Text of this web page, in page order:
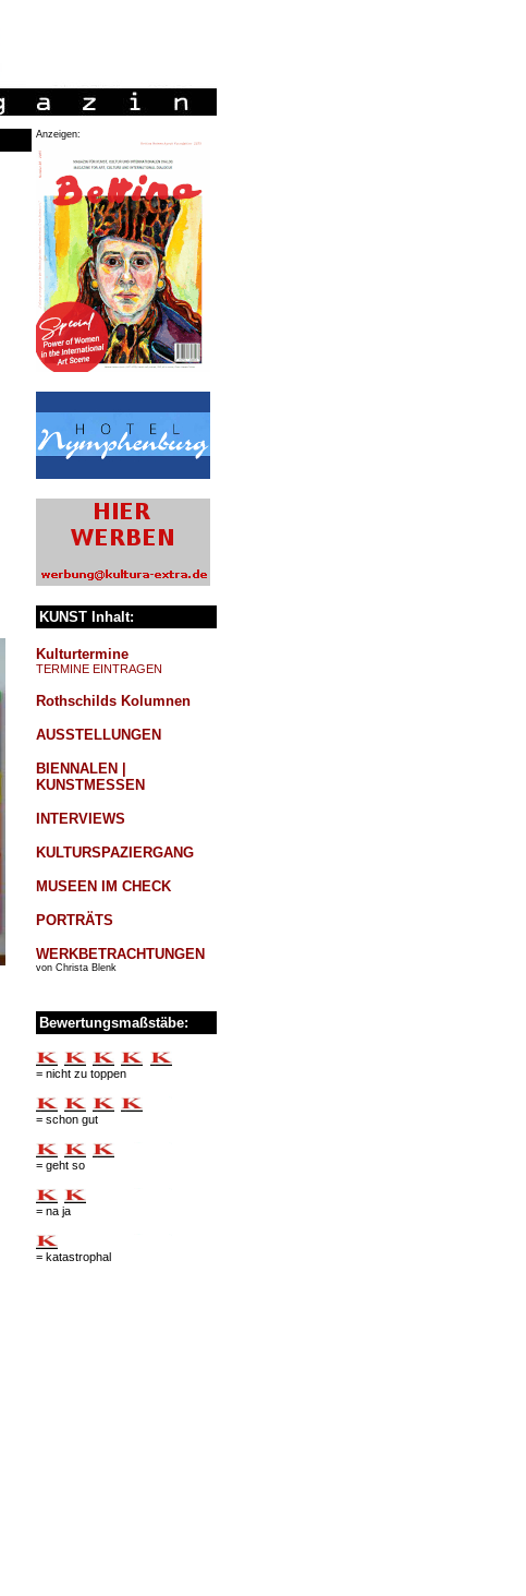
Anzeigen:
KUNST Inhalt:
Kulturtermine
TERMINE EINTRAGEN
Rothschilds Kolumnen
AUSSTELLUNGEN
BIENNALEN |
KUNSTMESSEN
INTERVIEWS
KULTURSPAZIERGANG
MUSEEN IM CHECK
PORTRÄTS
WERKBETRACHTUNGEN
von Christa Blenk
Bewertungsmaßstäbe:
= nicht zu toppen
= schon gut
= geht so
= na ja
= katastrophal